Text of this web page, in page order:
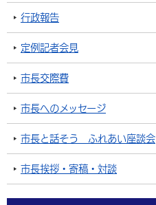
行政報告
定例記者会見
市長交際費
市長へのメッセージ
市長と話そう ふれあい座談会
市長挨拶・寄稿・対談